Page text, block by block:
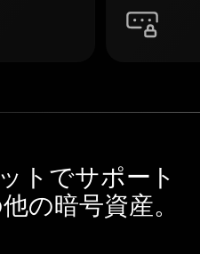
トでサポート
の暗号資産。